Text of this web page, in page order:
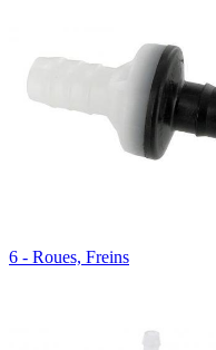
6 - Roues, Freins